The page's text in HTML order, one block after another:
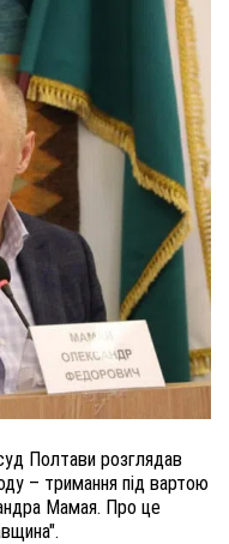
Полтави розглядав
– тримання під вартою
Мамая. Про це